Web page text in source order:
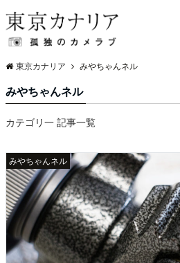
東京カナリア みやちゃんネル
みやちゃんネル
カテゴリ一 記事一覧
みやちゃんネル